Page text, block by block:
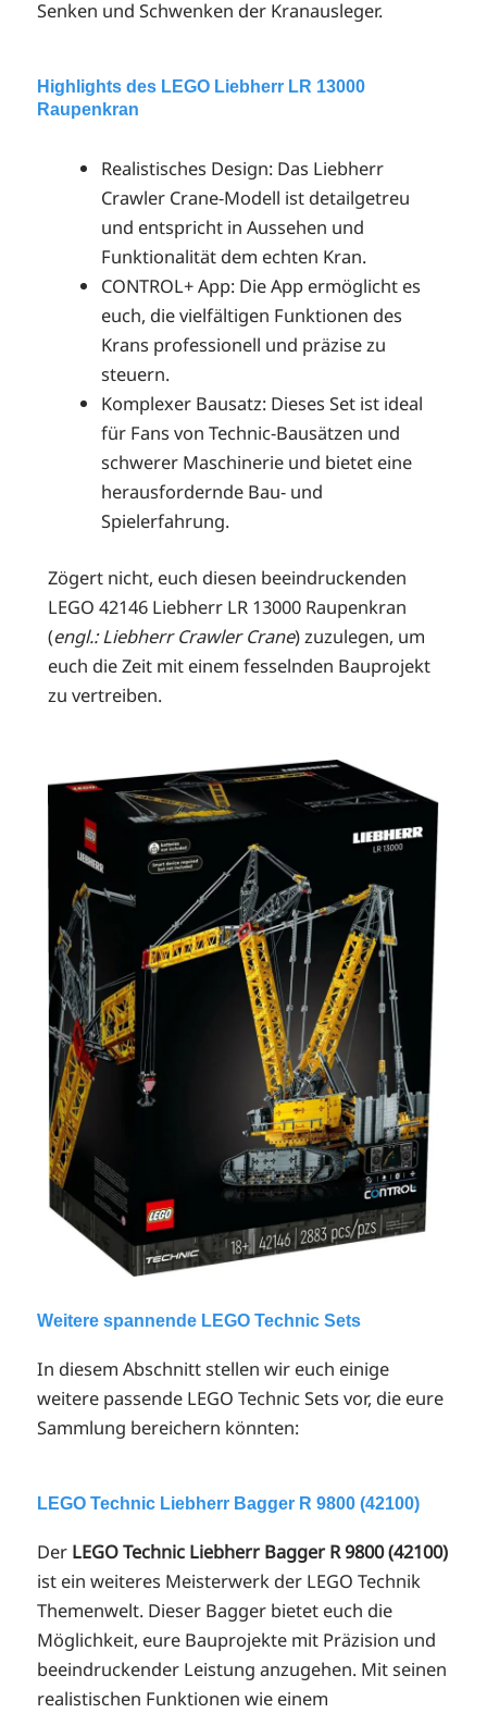
Senken und Schwenken der Kranausleger.
Highlights des LEGO Liebherr LR 13000
Raupenkran
Realistisches Design: Das Liebherr
Crawler Crane-Modell ist detailgetreu
und entspricht in Aussehen und
Funktionalität dem echten Kran.
CONTROL+ App: Die App ermöglicht es
euch, die vielfältigen Funktionen des
Krans professionell und präzise zu
steuern.
Komplexer Bausatz: Dieses Set ist ideal
für Fans von Technic-Bausätzen und
schwerer Maschinerie und bietet eine
herausfordernde Bau- und
Spielerfahrung.
Zögert nicht, euch diesen beeindruckenden
LEGO 42146 Liebherr LR 13000 Raupenkran
(engl.: Liebherr Crawler Crane) zuzulegen, um
euch die Zeit mit einem fesselnden Bauprojekt
zu vertreiben.
Weitere spannende LEGO Technic Sets
In diesem Abschnitt stellen wir euch einige
weitere passende LEGO Technic Sets vor, die eure
Sammlung bereichern könnten:
LEGO Technic Liebherr Bagger R 9800 (42100)
Der LEGO Technic Liebherr Bagger R 9800 (42100)
ist ein weiteres Meisterwerk der LEGO Technik
Themenwelt. Dieser Bagger bietet euch die
Möglichkeit, eure Bauprojekte mit Präzision und
beeindruckender Leistung anzugehen. Mit seinen
realistischen Funktionen wie einem